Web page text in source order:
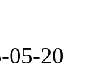
05-20